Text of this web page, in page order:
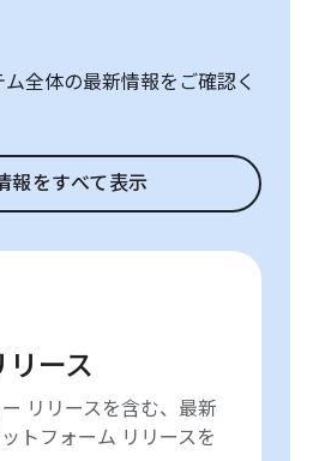
全体の最新情報をご確認く
報をすべて表示
ース
リリースを含む、最新
トフォーム リリースを